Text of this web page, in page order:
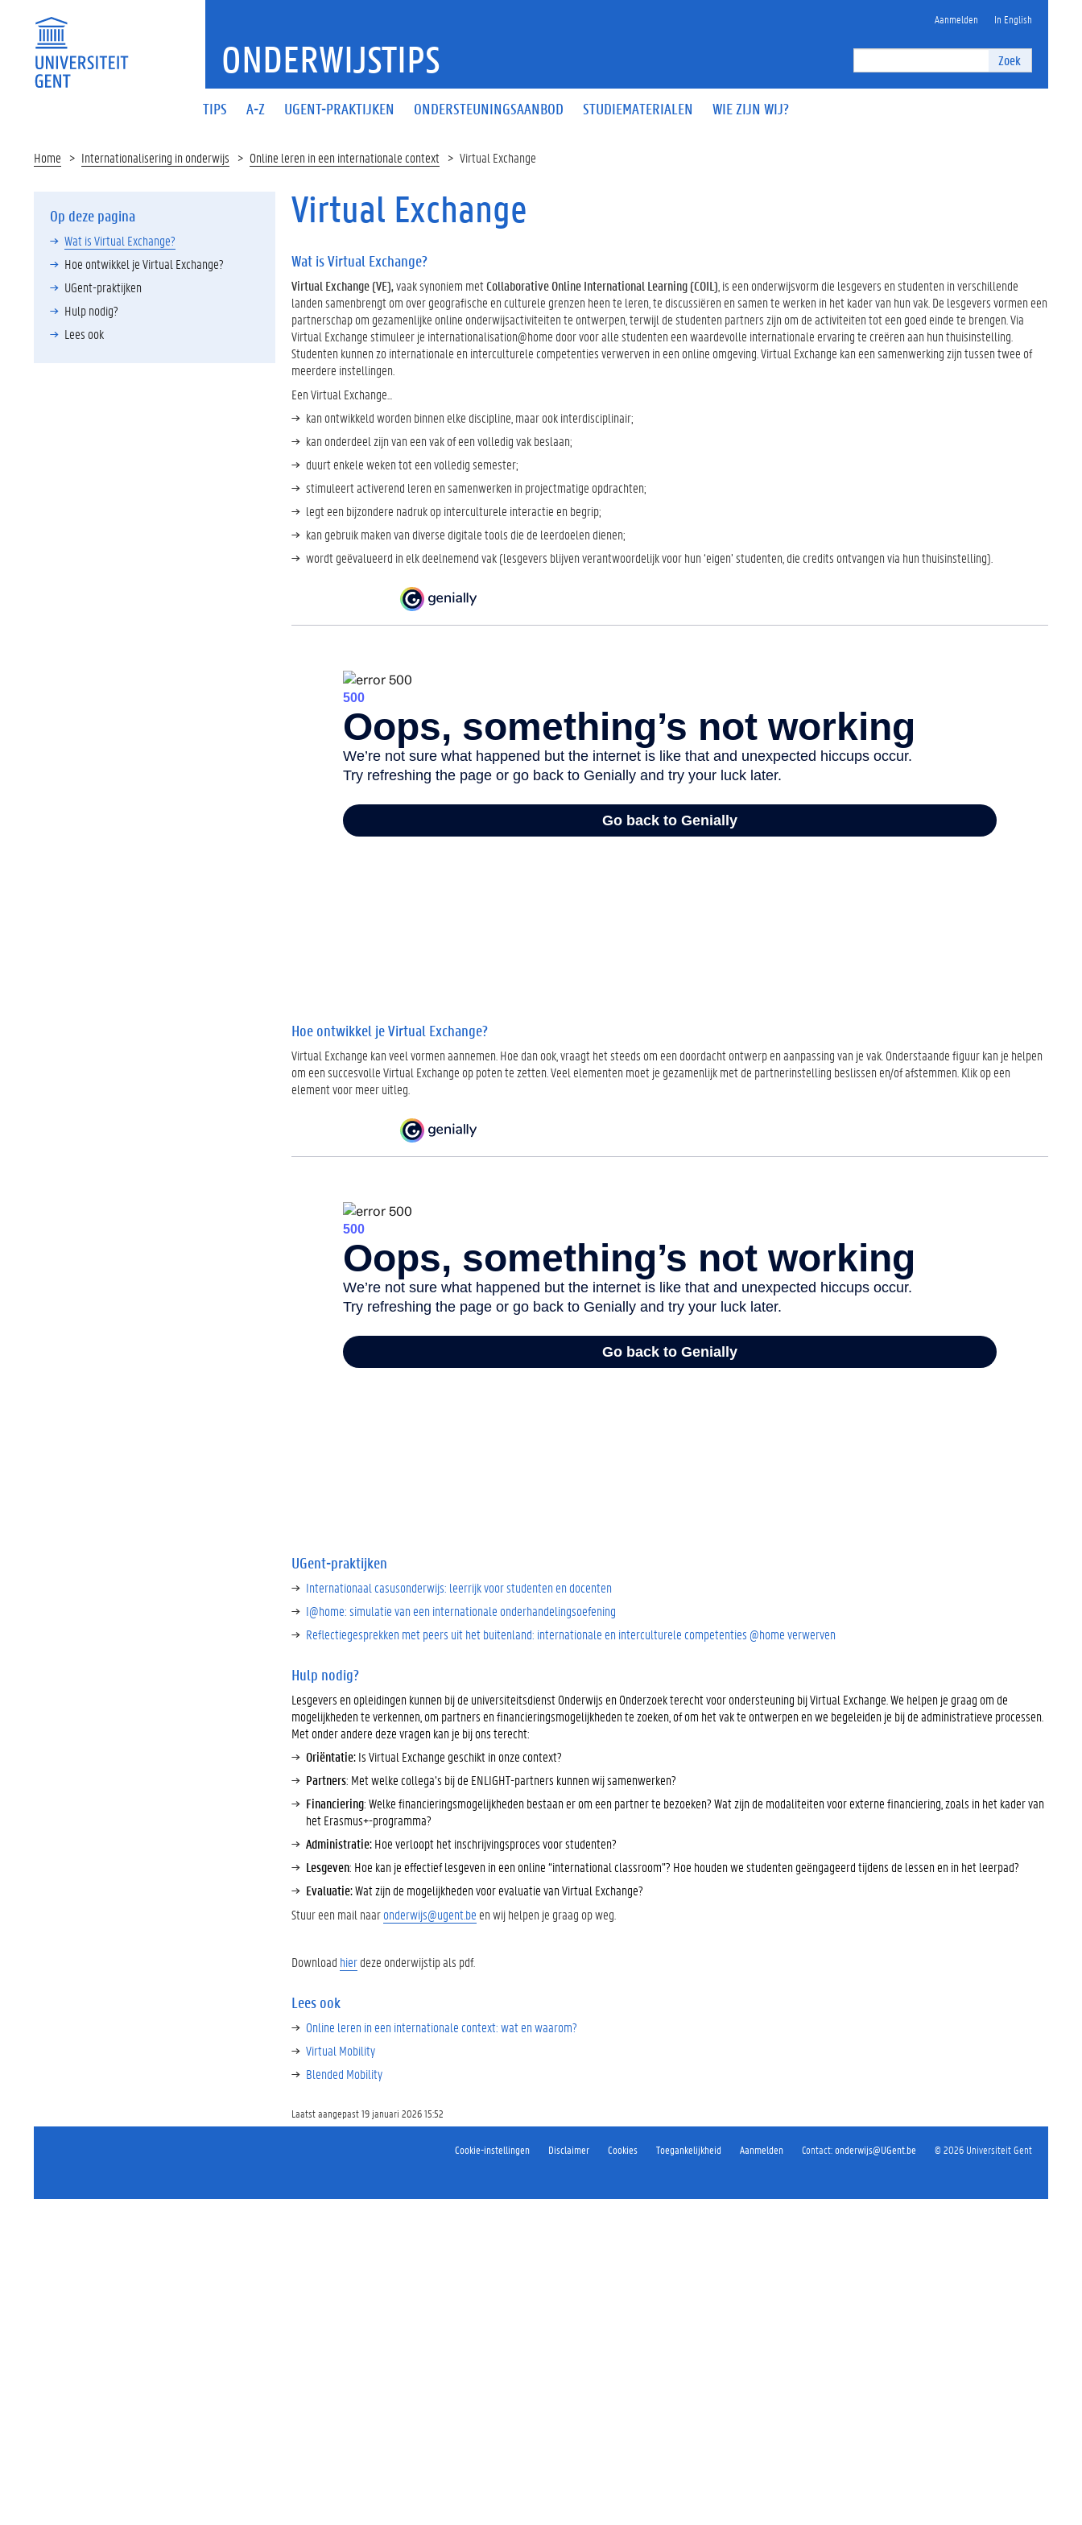
Zoek
Aanmelden In English
TIPS A-Z UGENT-PRAKTIJKEN ONDERSTEUNINGSAANBOD STUDIEMATERIALEN WIE ZIJN WIJ?
ONDERWIJSTIPS
Home Internationalisering in onderwijs Online leren in een internationale context Virtual Exchange
Op deze pagina
Wat is Virtual Exchange?
Hoe ontwikkel je Virtual Exchange?
UGent-praktijken
Hulp nodig?
Lees ook
Virtual Exchange
Wat is Virtual Exchange?
Virtual Exchange (VE),vaak synoniem metCollaborative Online International Learning (COIL) , is een onderwijsvorm die lesgevers en studenten in verschillende
landen samenbrengt om over geografische en culturele grenzen heen te leren, te discussiëren en samen te werken in het kader van hun vak. De lesgevers vormen een
partnerschap om gezamenlijke online onderwijsactiviteiten te ontwerpen, terwijl de studenten partners zijn om de activiteiten tot een goed einde te brengen. Via
Virtual Exchange stimuleer je internationalisation@home door voor alle studenten een waardevolle internationale ervaring te creëren aan hun thuisinstelling.
Studenten kunnen zo internationale en interculturele competenties verwerven in een online omgeving. Virtual Exchange kan een samenwerking zijn tussen twee of
meerdere instellingen.
Een Virtual Exchange...
kan ontwikkeld worden binnen elke discipline, maar ook interdisciplinair;
kan onderdeel zijn van een vak of een volledig vak beslaan;
duurt enkele weken tot een volledig semester;
stimuleert activerend leren en samenwerken in projectmatige opdrachten;
legt een bijzondere nadruk op interculturele interactie en begrip;
kan gebruik maken van diverse digitale tools die de leerdoelen dienen;
wordt geëvalueerd in elk deelnemend vak (lesgevers blijven verantwoordelijk voor hun ‘eigen’ studenten, die credits ontvangen via hun thuisinstelling).
Hoe ontwikkel je Virtual Exchange?
Virtual Exchange kan veel vormen aannemen. Hoe dan ook, vraagt het steeds om een doordacht ontwerp en aanpassing van je vak. Onderstaande figuur kan je helpen
om een succesvolle Virtual Exchange op poten te zetten. Veel elementen moet je gezamenlijk met de partnerinstelling beslissen en/of afstemmen. Klik op een
element voor meer uitleg.
UGent-praktijken
Internationaal casusonderwijs: leerrijk voor studenten en docenten
I@home: simulatie van een internationale onderhandelingsoefening
Reflectiegesprekken met peers uit het buitenland: internationale en interculturele competenties @home verwerven
Hulp nodig?
Lesgevers en opleidingen kunnen bij de universiteitsdienst Onderwijs en Onderzoek terecht voor ondersteuning bij Virtual Exchange. We helpen je graag om de
mogelijkheden te verkennen, om partners en financieringsmogelijkheden te zoeken, of om het vak te ontwerpen en we begeleiden je bij de administratieve processen.
Met onder andere deze vragen kan je bij ons terecht:
Oriëntatie:Is Virtual Exchange geschikt in onze context?
Partners: Met welke collega’s bij de ENLIGHT-partners kunnen wij samenwerken?
Financiering: Welke financieringsmogelijkheden bestaan er om een partner te bezoeken? Wat zijn de modaliteiten voor externe financiering, zoals in het kader van
het Erasmus+-programma?
Administratie:Hoe verloopt het inschrijvingsproces voor studenten?
Lesgeven: Hoe kan je effectief lesgeven in een online “international classroom”? Hoe houden we studenten geëngageerd tijdens de lessen en in het leerpad?
Evaluatie:Wat zijn de mogelijkheden voor evaluatie van Virtual Exchange?
Stuur een mail naaronderwijs@ugent.be en wij helpen je graag op weg.
Download hierdeze onderwijstip als pdf.
Lees ook
Online leren in een internationale context: wat en waarom?
Virtual Mobility
Blended Mobility
Laatst aangepast 19 januari 2026 15:52
Cookie-instellingen Disclaimer Cookies Toegankelijkheid Aanmelden Contact:onderwijs@UGent.be © 2026Universiteit Gent